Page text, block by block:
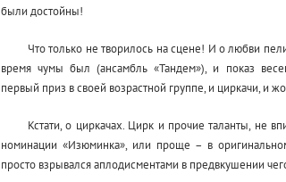
были достойны!
Что только не творилось на сцене! И о любви
время чумы был (ансамбль «Тандем»), и показ
первый приз в своей возрастной группе, и циркачи, и
Кстати, о циркачах. Цирк и прочие таланты, не
номинации «Изюминка», или проще – в
просто взрывался аплодисментами в предвкушении